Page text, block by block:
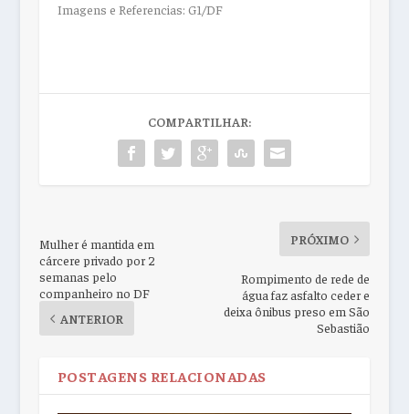
Imagens e Referencias: G1/DF
COMPARTILHAR:
Mulher é mantida em
cárcere privado por 2
semanas pelo
companheiro no DF
ANTERIOR
PRÓXIMO
Rompimento de rede de
água faz asfalto ceder e
deixa ônibus preso em São
Sebastião
POSTAGENS RELACIONADAS